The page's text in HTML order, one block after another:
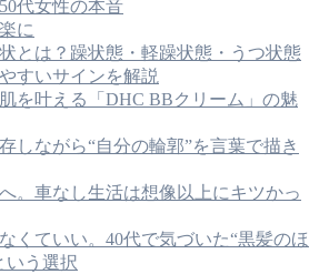
代女性の本音
に
とは？躁状態・軽躁状態・うつ状態
すいサインを解説
を叶える「DHC BBクリーム」の魅
しながら“自分の輪郭”を言葉で描き
。車なし生活は想像以上にキツかっ
くていい。40代で気づいた“黒髪のほ
いう選択